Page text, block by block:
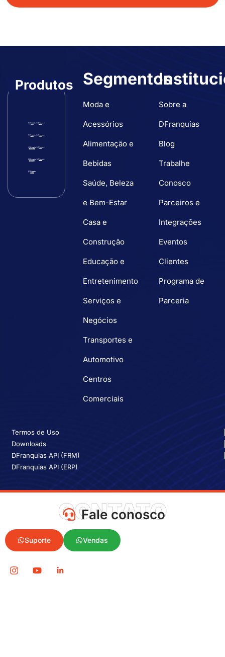
Segmentos
Moda e
Acessórios
Alimentação e
Bebidas
Saúde, Beleza
e Bem-Estar
Casa e
Construção
Educação e
Entretenimento
Serviços e
Negócios
Transportes e
Automotivo
Centros
Comerciais
Produtos
Sobre a
DFranquias
Blog
Trabalhe
Conosco
Parceiros e
Integrações
Eventos
Clientes
Programa de
Parceria
Termos de Uso
Downloads
DFranquias API (FRM)
DFranquias API (ERP)
CONTATO
Fale conosco
Suporte Vendas